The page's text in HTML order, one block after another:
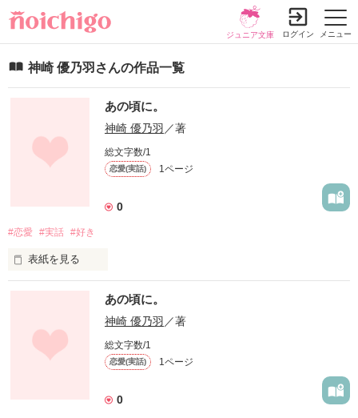
メニュー
ジュニア文庫 ログイン
神崎 優乃羽さんの作品一覧
あの頃に。
神崎 優乃羽 ／著
総文字数/1
恋愛(実話) 1ページ
0
#恋愛 #実話 #好き
表紙を見る
そう、考えた事がある方はいませんか。？
あなたの近くにいれた時は、とっても幸せでした。
あの頃に。
神崎 優乃羽 ／著
総文字数/1
恋愛(実話) 1ページ
0